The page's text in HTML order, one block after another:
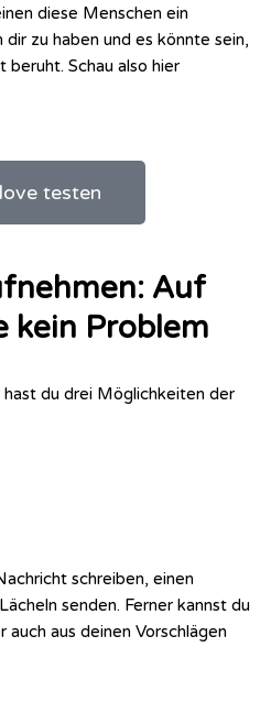
diese Menschen ein
zu haben und es könnte sein,
beruht. Schau also hier
testen
Auf
kein Problem
du drei Möglichkeiten der
schreiben, einen
senden. Ferner kannst du
aus deinen Vorschlägen